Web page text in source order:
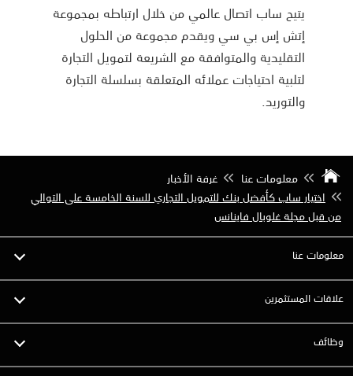
يتيح ساب اتصال عالمي من خلال ارتباطه بمجموعة
إتش إس بي سي ويقدم مجموعة من الحلول
التقليدية والمتوافقة مع الشريعة لتمويل التجارة
لتلبية احتياجات عملائه المتعلقة بسلسلة التجارة
والتوريد.
معلومات عنا
غرفة الأخبار
اختيار ساب كأفضل بنك للتمويل التجاري للسنة الخامسة على التوالي
من قبل مجلة غلوبال فاينانس
معلومات عنا
علاقات المستثمرين
وظائف